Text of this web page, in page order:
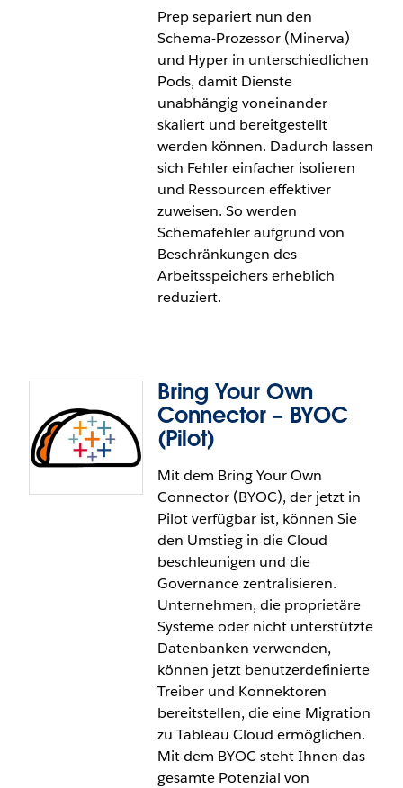
räumlichen Berechnungen im Berechnungseditor:
MakePoint, MakeLine, Buffer, Distance, Area,
Intersects, Length, Outline. Benutzer können jetzt
flexibel eine räumliche Verknüpfung zwischen zwei
geometrischen Datentypen konfigurieren, um
relevante Standortpunkte und Regionen in Tableau
Prep wie in Tableau Desktop zu generieren.
Räumliche Berechnungen und Verknüpfungen sind
in Tableau Prep und Tableau Cloud allgemein
Prep separiert nun den
Schema-Prozessor (Minerva)
und Hyper in unterschiedlichen
Pods, damit Dienste
unabhängig voneinander
skaliert und bereitgestellt
werden können. Dadurch lassen
sich Fehler einfacher isolieren
und Ressourcen effektiver
zuweisen. So werden
Schemafehler aufgrund von
Beschränkungen des
Arbeitsspeichers erheblich
reduziert.
Tableau Prep: Hyper-as-a-
Service
Mit Hyper-as-a-Service können Sie große Prep-
Schemas effizienter ausführen. Tableau Prep
separiert nun den Schema-Prozessor (Minerva)
und Hyper in unterschiedlichen Pods, damit
Dienste unabhängig voneinander skaliert und
bereitgestellt werden können. Dadurch lassen sich
Fehler einfacher isolieren und Ressourcen
effektiver zuweisen. So werden Schemafehler
aufgrund von Beschränkungen des
Arbeitsspeichers erheblich reduziert.
Hyper-as-a-Service ist in Tableau Prep und Tableau
Cloud allgemein verfügbar.
Bring Your Own
Connector – BYOC
(Pilot)
Mit dem Bring Your Own
Connector (BYOC), der jetzt in
Pilot verfügbar ist, können Sie
den Umstieg in die Cloud
beschleunigen und die
Governance zentralisieren.
Unternehmen, die proprietäre
Systeme oder nicht unterstützte
Datenbanken verwenden,
können jetzt benutzerdefinierte
Treiber und Konnektoren
bereitstellen, die eine Migration
zu Tableau Cloud ermöglichen.
Mit dem BYOC steht Ihnen das
gesamte Potenzial von